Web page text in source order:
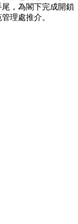
，為閣下完成開鎖
理處推介。